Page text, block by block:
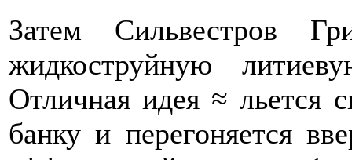
Затем Сильвестров
жидкоструйную
Отличная идея ≈ льется
банку и перегоняется